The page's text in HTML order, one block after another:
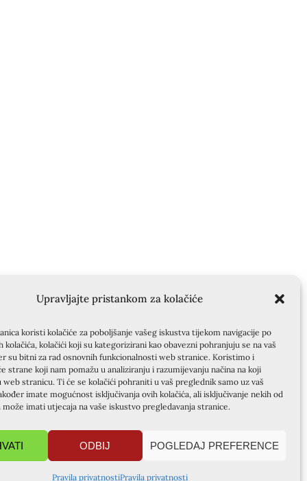
Upravljajte pristankom za kolačiće
koristi kolačiće za poboljšanje vašeg iskustva tijekom navigacije po
kolačića, kolačići koji su kategorizirani kao obavezni pohranjuju se na vaš
su bitni za rad osnovnih funkcionalnosti web stranice. Koristimo i
strane koji nam pomažu u analiziranju i razumijevanju načina na koji
stranicu. Ti će se kolačići pohraniti u vaš preglednik samo uz vaš
imate mogućnost isključivanja ovih kolačića, ali isključivanje nekih od
može imati utjecaja na vaše iskustvo pregledavanja stranice.
ODBIJ POGLEDAJ PREFERENCE
Pravila privatnostiPravila privatnosti